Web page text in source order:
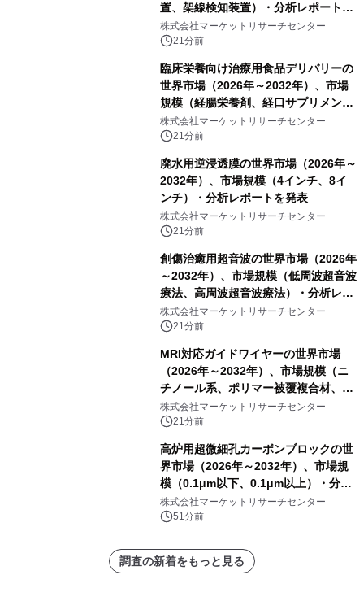
置、架線検知装置）・分析レポートを
発表
株式会社マーケットリサーチセンター
21分前
臨床栄養向け治療用食品デリバリーの
世界市場（2026年～2032年）、市場
規模（経腸栄養剤、経口サプリメン
ト）・分析レポートを発表
株式会社マーケットリサーチセンター
21分前
廃水用逆浸透膜の世界市場（2026年～
2032年）、市場規模（4インチ、8イ
ンチ）・分析レポートを発表
株式会社マーケットリサーチセンター
21分前
創傷治癒用超音波の世界市場（2026年
～2032年）、市場規模（低周波超音波
療法、高周波超音波療法）・分析レポ
ートを発表
株式会社マーケットリサーチセンター
21分前
MRI対応ガイドワイヤーの世界市場
（2026年～2032年）、市場規模（ニ
チノール系、ポリマー被覆複合材、そ
の他）・分析レポートを発表
株式会社マーケットリサーチセンター
21分前
高炉用超微細孔カーボンブロックの世
界市場（2026年～2032年）、市場規
模（0.1μm以下、0.1μm以上）・分析
レポートを発表
株式会社マーケットリサーチセンター
51分前
調査の新着をもっと見る